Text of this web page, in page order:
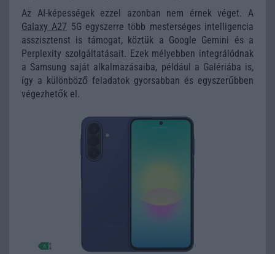
Az AI-képességek ezzel azonban nem érnek véget. A
Galaxy A27 5G egyszerre több mesterséges intelligencia
asszisztenst is támogat, köztük a Google Gemini és a
Perplexity szolgáltatásait. Ezek mélyebben integrálódnak
a Samsung saját alkalmazásaiba, például a Galériába is,
így a különböző feladatok gyorsabban és egyszerűbben
végezhetők el.